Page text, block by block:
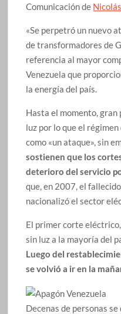
Comunicación de
«Se perpetró un nuevo
de transformadores de
referencia al mayor
Venezuela que
la energía del país.
Hasta el momento,
luz por lo que el
como «un ataque», sin
sostienen que los
deterioro del servicio
que, en 2007, el
nacionalizó el sector
El primer corte
sin luz a la mayoría del
Luego del
se volvió a ir en la
Decenas de personas